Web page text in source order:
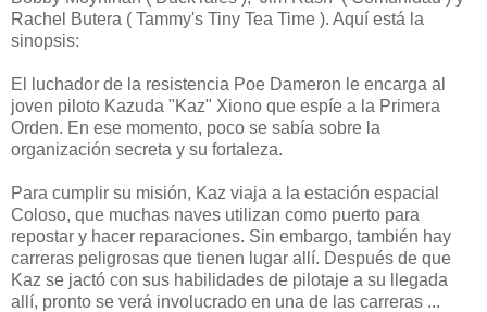
Rachel Butera ( Tammy's Tiny Tea Time ). Aquí está la
sinopsis:
El luchador de la resistencia Poe Dameron le encarga al
joven piloto Kazuda "Kaz" Xiono que espíe a la Primera
Orden. En ese momento, poco se sabía sobre la
organización secreta y su fortaleza.
Para cumplir su misión, Kaz viaja a la estación espacial
Coloso, que muchas naves utilizan como puerto para
repostar y hacer reparaciones. Sin embargo, también hay
carreras peligrosas que tienen lugar allí. Después de que
Kaz se jactó con sus habilidades de pilotaje a su llegada
allí, pronto se verá involucrado en una de las carreras ...